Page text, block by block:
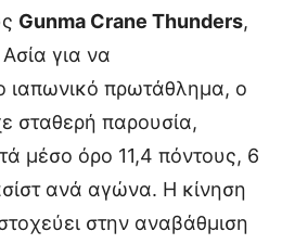
Gunma Crane Thunders,
για να
ιαπωνικό πρωτάθλημα, ο
σταθερή παρουσία,
μέσο όρο 11,4 πόντους, 6
ανά αγώνα. Η κίνηση
στην αναβάθμιση